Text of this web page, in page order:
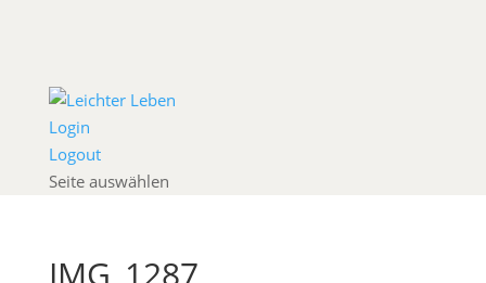
Login
Logout
Seite auswählen
IMG_1287